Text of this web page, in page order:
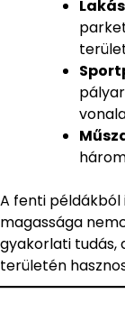
A fenti példákból
magassága
gyakorlati tudás,
területén